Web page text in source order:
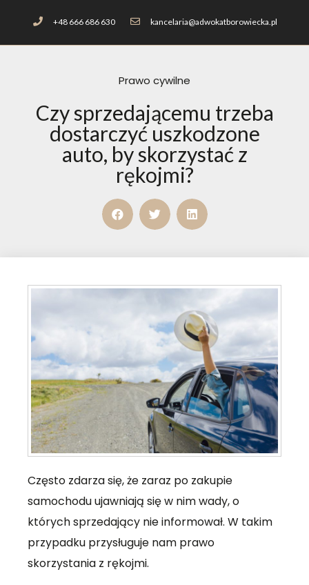
+48 666 686 630 kancelaria@adwokatborowiecka.pl
Prawo cywilne
Czy sprzedającemu trzeba
dostarczyć uszkodzone
auto, by skorzystać z
rękojmi?
Często zdarza się, że zaraz po zakupie
samochodu ujawniają się w nim wady, o
których sprzedający nie informował. W takim
przypadku przysługuje nam prawo
skorzystania z rękojmi.